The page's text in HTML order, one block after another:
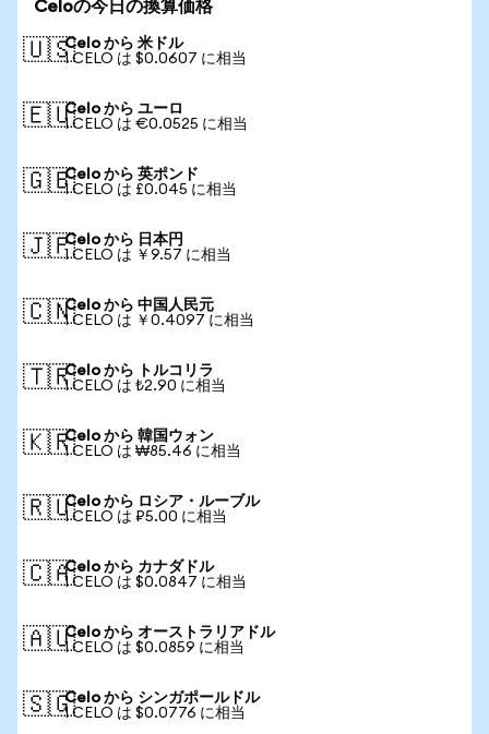
Celoの今日の換算価格
🇺🇸Celo から 米ドル
1 CELO は $0.0607 に相当
🇪🇺Celo から ユーロ
1 CELO は €0.0525 に相当
🇬🇧Celo から 英ポンド
1 CELO は £0.045 に相当
🇯🇵Celo から 日本円
1 CELO は ￥9.57 に相当
🇨🇳Celo から 中国人民元
1 CELO は ￥0.4097 に相当
🇹🇷Celo から トルコリラ
1 CELO は ₺2.90 に相当
🇰🇷Celo から 韓国ウォン
1 CELO は ₩85.46 に相当
🇷🇺Celo から ロシア・ルーブル
1 CELO は ₽5.00 に相当
🇨🇦Celo から カナダドル
1 CELO は $0.0847 に相当
🇦🇺Celo から オーストラリアドル
1 CELO は $0.0859 に相当
🇸🇬Celo から シンガポールドル
1 CELO は $0.0776 に相当